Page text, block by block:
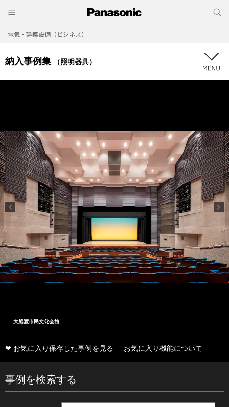
電気・建築設備（ビジネス）
納入事例集 （照明器具）
十和田市総合体育センター
❤ お気に入り保存した事例を見る お気に入り機能について
事例を検索する